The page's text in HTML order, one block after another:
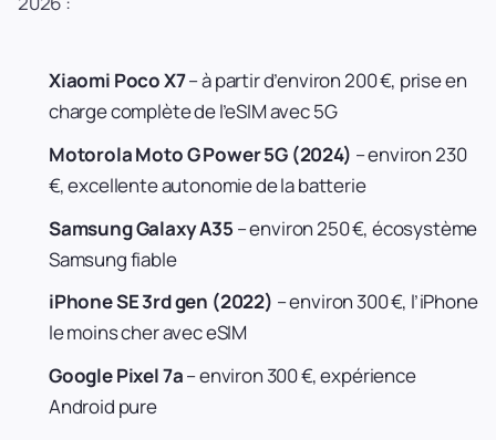
Xiaomi Poco X7– à partir d’environ 200 €, prise en
charge complète de l’eSIM avec 5G
Motorola Moto G Power 5G (2024) – environ 230
€, excellente autonomie de la batterie
Samsung Galaxy A35 – environ 250 €, écosystème
Samsung fiable
iPhone SE 3rd gen (2022) – environ 300 €, l’iPhone
le moins cher avec eSIM
Google Pixel 7a– environ 300 €, expérience
Android pure